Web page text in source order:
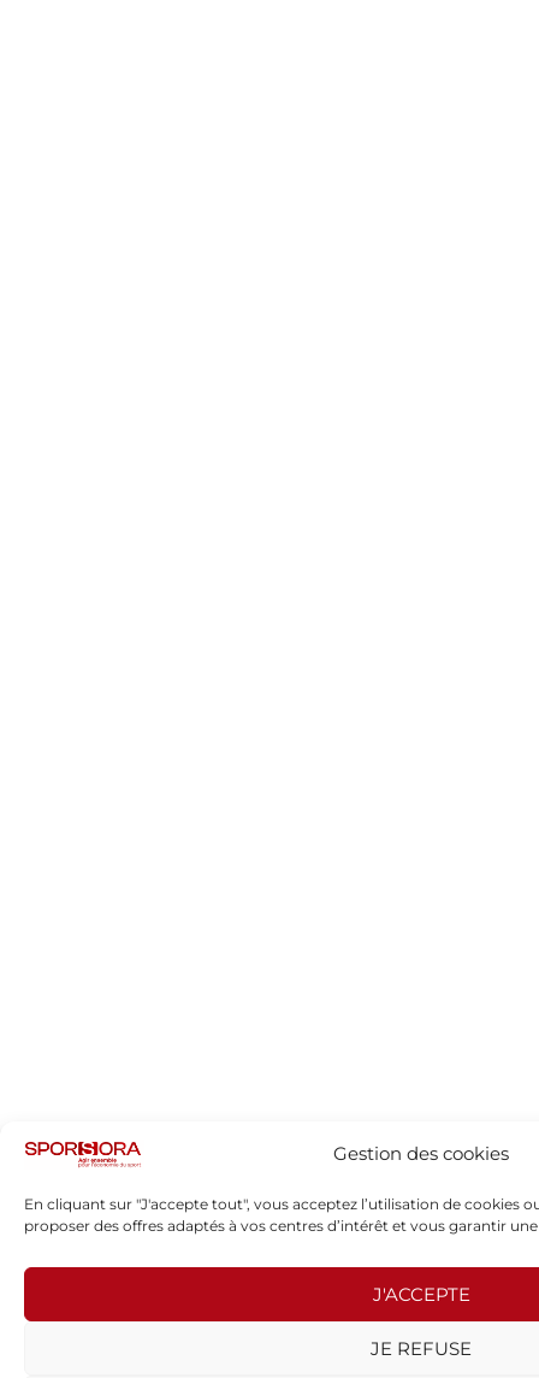
Gestion des cookies
En cliquant sur "J'accepte tout", vous acceptez l’utilisation de cookies
proposer des offres adaptés à vos centres d’intérêt et vous garantir
J'ACCEPTE
JE REFUSE